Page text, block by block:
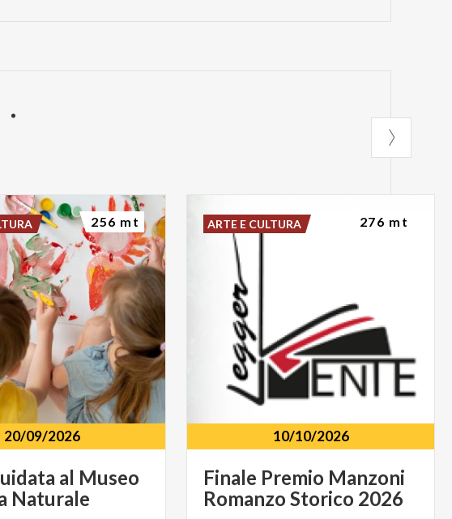
20/09/2026
al Museo
Naturale
256 mt
10/10/2026
Finale Premio Manzoni
Romanzo Storico 2026
ARTE E CULTURA 276 mt